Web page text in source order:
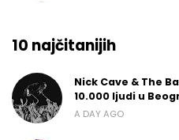
10 najčitanijih
Nick Cave & The
10.000 ljudi u
A DAY AGO